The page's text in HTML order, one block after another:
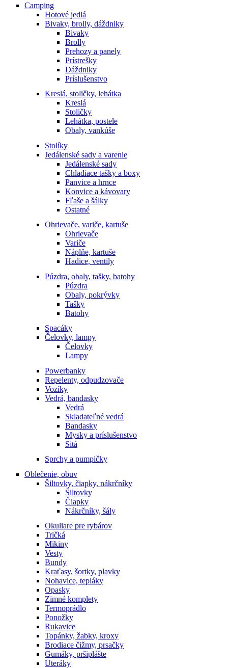
Camping
Hotové jedlá
Bivaky, brolly, dáždniky
Bivaky
Brolly
Prehozy a panely
Prístrešky
Dáždniky
Príslušenstvo
Kreslá, stoličky, lehátka
Kreslá
Stoličky
Lehátka, postele
Obaly, vankúše
Stolíky
Jedálenské sady a varenie
Jedálenské sady
Chladiace tašky a boxy
Panvice a hrnce
Konvice a kávovary
Fľaše a šálky
Ostatné
Ohrievače, variče, kartuše
Ohrievače
Variče
Náplňe, kartuše
Hadice, ventily
Púzdra, obaly, tašky, batohy
Púzdra
Obaly, pokrývky
Tašky
Batohy
Spacáky
Čelovky, lampy
Čelovky
Lampy
Powerbanky
Repelenty, odpudzovače
Vozíky
Vedrá, bandasky
Vedrá
Skladateľné vedrá
Bandasky
Mysky a príslušenstvo
Sitá
Sprchy a pumpičky
Oblečenie, obuv
Šiltovky, čiapky, nákrčníky
Šiltovky
Čiapky
Nákrčníky, šály
Okuliare pre rybárov
Tričká
Mikiny
Vesty
Bundy
Kraťasy, šortky, plavky
Nohavice, tepláky
Opasky
Zimné komplety
Termoprádlo
Ponožky
Rukavice
Topánky, žabky, kroxy
Brodiace čižmy, prsačky
Gumáky, pršiplášte
Uteráky